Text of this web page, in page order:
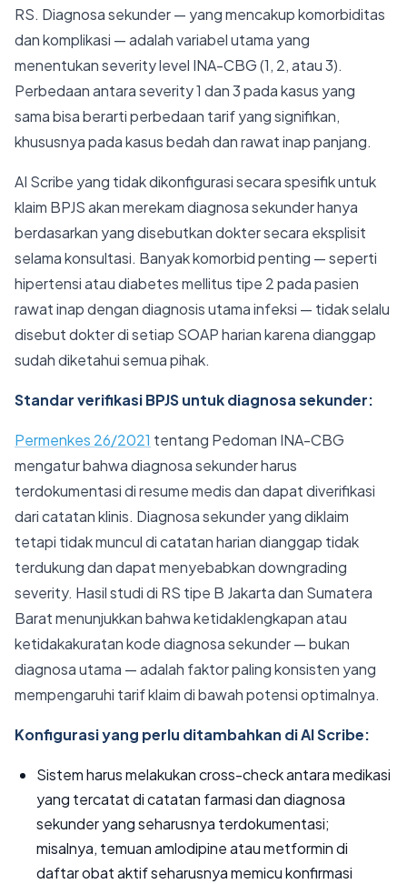
RS. Diagnosa sekunder — yang mencakup komorbiditas
dan komplikasi — adalah variabel utama yang
menentukan severity level INA-CBG (1, 2, atau 3).
Perbedaan antara severity 1 dan 3 pada kasus yang
sama bisa berarti perbedaan tarif yang signifikan,
khususnya pada kasus bedah dan rawat inap panjang.
AI Scribe yang tidak dikonfigurasi secara spesifik untuk
klaim BPJS akan merekam diagnosa sekunder hanya
berdasarkan yang disebutkan dokter secara eksplisit
selama konsultasi. Banyak komorbid penting — seperti
hipertensi atau diabetes mellitus tipe 2 pada pasien
rawat inap dengan diagnosis utama infeksi — tidak selalu
disebut dokter di setiap SOAP harian karena dianggap
sudah diketahui semua pihak.
Standar verifikasi BPJS untuk diagnosa sekunder:
Permenkes 26/2021 tentang Pedoman INA-CBG
mengatur bahwa diagnosa sekunder harus
terdokumentasi di resume medis dan dapat diverifikasi
dari catatan klinis. Diagnosa sekunder yang diklaim
tetapi tidak muncul di catatan harian dianggap tidak
terdukung dan dapat menyebabkan downgrading
severity. Hasil studi di RS tipe B Jakarta dan Sumatera
Barat menunjukkan bahwa ketidaklengkapan atau
ketidakakuratan kode diagnosa sekunder — bukan
diagnosa utama — adalah faktor paling konsisten yang
mempengaruhi tarif klaim di bawah potensi optimalnya.
Konfigurasi yang perlu ditambahkan di AI Scribe:
Sistem harus melakukan cross-check antara medikasi
yang tercatat di catatan farmasi dan diagnosa
sekunder yang seharusnya terdokumentasi;
misalnya, temuan amlodipine atau metformin di
daftar obat aktif seharusnya memicu konfirmasi